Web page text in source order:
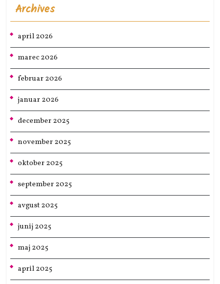
Archives
april 2026
marec 2026
februar 2026
januar 2026
december 2025
november 2025
oktober 2025
september 2025
avgust 2025
junij 2025
maj 2025
april 2025